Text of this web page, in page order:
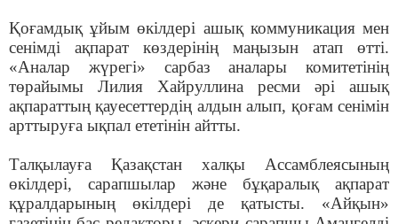
Қоғамдық ұйым өкілдері ашық коммуникация мен
сенімді ақпарат көздерінің маңызын атап өтті.
«Аналар жүрегі» сарбаз аналары комитетінің
төрайымы Лилия Хайруллина ресми әрі ашық
ақпараттың қауесеттердің алдын алып, қоғам сенімін
арттыруға ықпал ететінін айтты.
Талқылауға Қазақстан халқы Ассамблеясының
өкілдері, сарапшылар және бұқаралық ақпарат
құралдарының өкілдері де қатысты. «Айқын»